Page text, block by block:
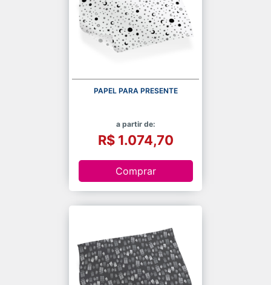
PAPEL PARA PRESENTE
a partir de:
R$ 1.074,70
Comprar